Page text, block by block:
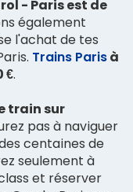
- Paris est de
également
l'achat de tes
Trains Parisà
€.
train sur
pas à naviguer
centaines de
seulement à
et réserver